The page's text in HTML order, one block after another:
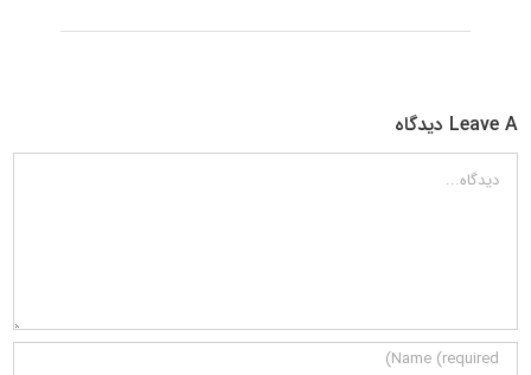
Leave A دیدگاه
دیدگاه